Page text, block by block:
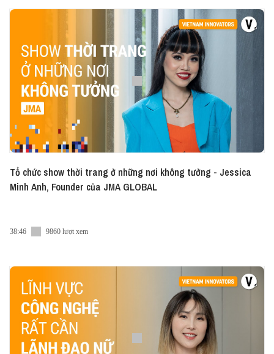
Tổ chức show thời trang ở những nơi không tưởng - Jessica
Minh Anh, Founder của JMA GLOBAL
38:46 9860 lượt xem